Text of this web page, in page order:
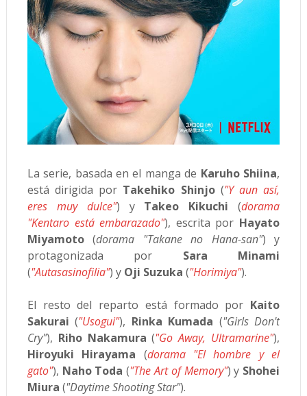
La serie, basada en el manga de Karuho Shiina,
está dirigida por Takehiko Shinjo("Y aun así,
eres muy dulce") y Takeo Kikuchi (dorama
"Kentaro está embarazado"), escrita por Hayato
Miyamoto(dorama "Takane no Hana-san") y
protagonizada por Sara Minami
("Autasasinofilia") y Oji Suzuka ("Horimiya").
El resto del reparto está formado por Kaito
Sakurai ("Usogui"), Rinka Kumada ("Girls Don't
Cry"), Riho Nakamura ("Go Away, Ultramarine"),
Hiroyuki Hirayama (dorama "El hombre y el
gato"), Naho Toda ("The Art of Memory") y Shohei
Miura ("Daytime Shooting Star").